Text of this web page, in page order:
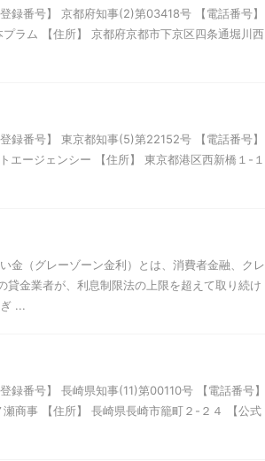
録番号】 京都府知事(2)第03418号 【電話番号】
ラム 【住所】 京都府京都市下京区四条通堀川西
録番号】 東京都知事(5)第22152号 【電話番号】
ージェンシー 【住所】 東京都港区西新橋１-１
金（グレーゾーン金利）とは、消費者金融、クレ
貸金業者が、利息制限法の上限を超えて取り続け
...
録番号】 長崎県知事(11)第00110号 【電話番号】
商事 【住所】 長崎県長崎市籠町２-２４ 【公式